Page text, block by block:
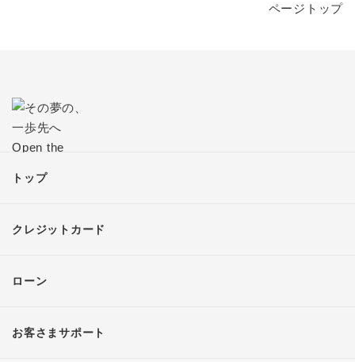
ページトップ
トップ
クレジットカード
ローン
お客さまサポート